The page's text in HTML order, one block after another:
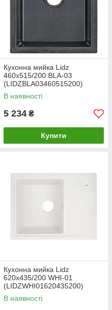
Кухонна мийка Lidz
460х515/200 BLA-03
(LIDZBLA03460515200)
В наявності
5 234 ₴
Купити
Кухонна мийка Lidz
620x435/200 WHI-01
(LIDZWHI01620435200)
В наявності